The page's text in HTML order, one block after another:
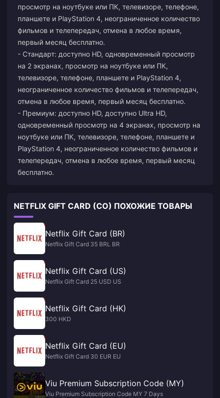
просмотр на ноутбуке или ПК, телевизоре, телефоне,
планшете и PlayStation 4, неограниченное количество
фильмов и телепередач, отмена в любое время,
первый месяц бесплатно.
- Стандарт: доступно HD, одновременный просмотр
на 2 экранах, просмотр на ноутбуке или ПК,
телевизоре, телефоне, планшете и PlayStation 4,
неограниченное количество фильмов и телепередач,
отмена в любое время, первый месяц бесплатно.
- Премиум: доступно HD, доступно Ultra HD,
одновременный просмотр на 4 экранах, просмотр на
ноутбуке или ПК, телевизоре, телефоне, планшете и
PlayStation 4, неограниченное количество фильмов и
телепередач, отмена в любое время, первый месяц
бесплатно.
NETFLIX GIFT CARD (CO) ПОХОЖИЕ ТОВАРЫ
Netflix Gift Card (BR)
Netflix Gift Card 35 BRL BR
Netflix Gift Card (US)
Netflix Gift Card 25 USD US
Netflix Gift Card (HK)
300 HKD
Netflix Gift Card (EU)
Netflix Gift Card 30 EUR EU
Viu Premium Subscription Code (MY)
Viu Premium Subscription Code MY 7 Days